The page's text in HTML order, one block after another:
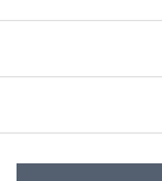
do 30
(z pluszową
od